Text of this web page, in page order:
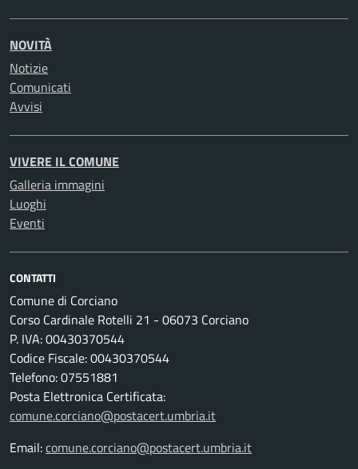
NOVITÀ
Notizie
Comunicati
Avvisi
VIVERE IL COMUNE
Galleria immagini
Luoghi
Eventi
CONTATTI
Comune di Corciano
Corso Cardinale Rotelli 21 - 06073 Corciano
P. IVA: 00430370544
Codice Fiscale: 00430370544
Telefono: 07551881
Posta Elettronica Certificata:
comune.corciano@postacert.umbria.it
Email:comune.corciano@postacert.umbria.it